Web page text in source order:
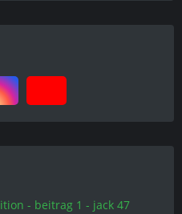
- beitrag 1 - jack 47